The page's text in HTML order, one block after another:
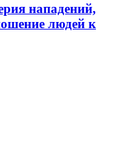
нападений,
людей к